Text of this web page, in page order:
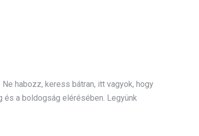
habozz, keress bátran, itt vagyok, hogy
a boldogság elérésében. Legyünk